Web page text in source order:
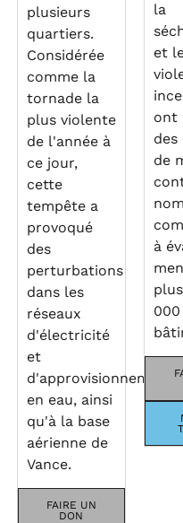
plusieurs
quartiers.
Considérée
comme la
tornade la
plus violente
de l'année à
ce jour,
cette
tempête a
provoqué
des
perturbations
dans les
réseaux
d'électricité
et
d'approvisionnement
en eau, ainsi
qu'à la base
aérienne de
Vance.
FAIRE UN
DON
la
et
ont
des
de
à